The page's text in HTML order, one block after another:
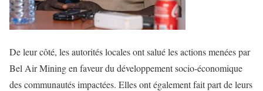
De leur côté, les autorités locales ont salué les actions menées par
Bel Air Mining en faveur du développement socio-économique
des communautés impactées. Elles ont également fait part de leurs